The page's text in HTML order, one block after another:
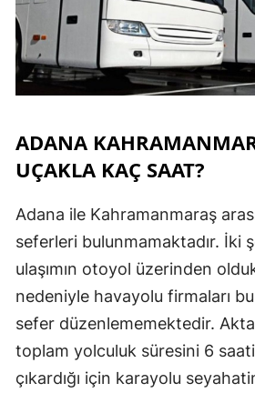
ADANA
UÇAKLA KAÇ SAAT?
Adana ile Kahramanmaraş
seferleri bulunmamaktadır. İki
ulaşımın otoyol üzerinden
nedeniyle havayolu firmaları
sefer düzenlememektedir.
toplam yolculuk süresini 6
çıkardığı için karayolu